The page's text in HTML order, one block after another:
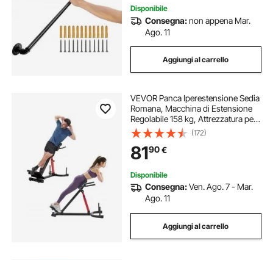
Disponibile
Consegna:non appena Mar.
Ago. 11
Aggiungi al carrello
VEVOR Panca Iperestensione Sedia
Romana, Macchina di Estensione
Regolabile 158 kg, Attrezzatura per
Muscoli Posteriori della Coscia,
Parte Addominale, Panca
Allenamento Palestra Domestica
(172)
8190€
Disponibile
Consegna:Ven. Ago. 7 - Mar.
Ago. 11
Aggiungi al carrello